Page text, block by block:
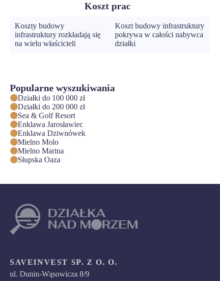
Koszt prac
Koszty budowy
infrastruktury rozkładają się
na wielu właścicieli
Koszt budowy infrastruktury
pokrywa w całości nabywca
działki
Popularne wyszukiwania
Działki do 100 000 zł
Działki do 200 000 zł
Sea & Golf Resort
Enklawa Jarosławiec
Enklawa Dziwnówek
Mielno Molo
Mielno Marina
Słupska Oaza
SAVEINVEST SP. Z O. O.
ul. Dunin-Wąsowicza 8/9